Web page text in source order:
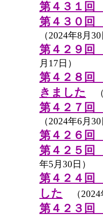
第４３１回
第４３０回
（2024年8月30
第４２９
月17日）
第４２８回
きました
（
第４２７回
（2024年6月30
第４２６
第４２５
年5月30日）
第４２４回
した
（2024
第４２３回